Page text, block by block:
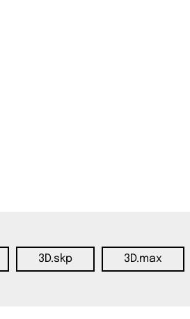
3D.skp 3D.max